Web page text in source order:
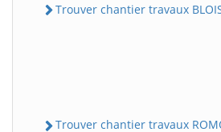
Trouver chantier travaux
Trouver chantier travaux